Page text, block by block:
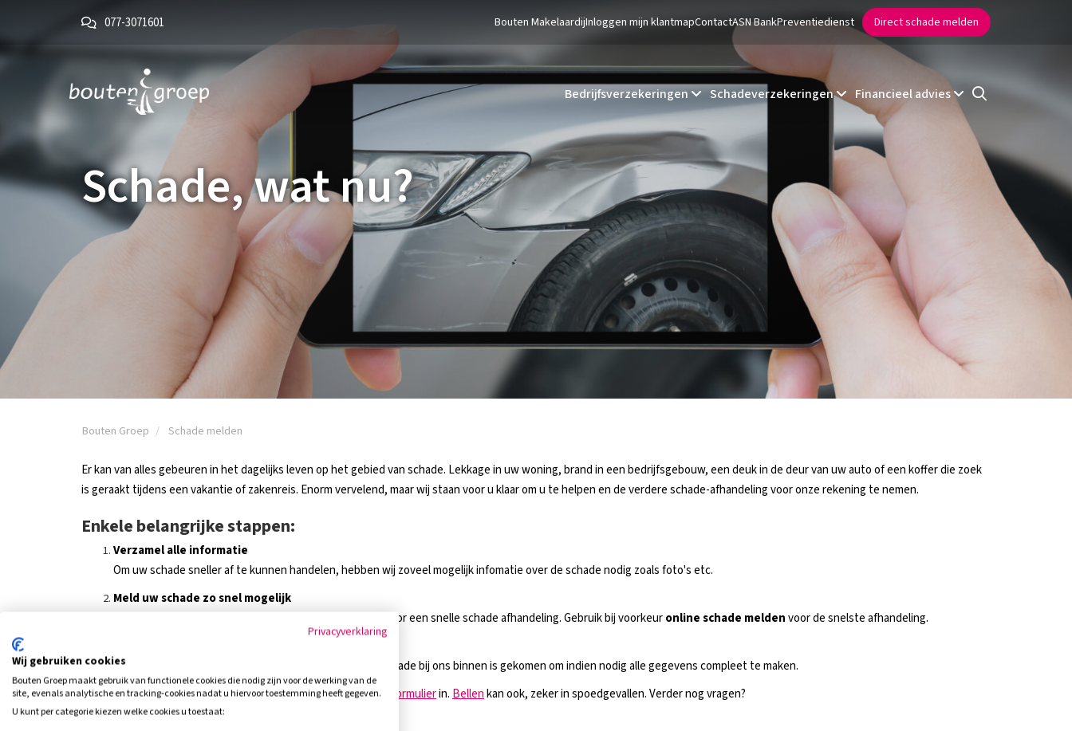
077-3071601 Bouten MakelaardijInloggen mijn klantmapContactASN BankPreventiedienst Direct schade melden
Bedrijfsverzekeringen Schadeverzekeringen Financieel advies
Schade, wat nu?
Bouten Groep Schade melden
Er kan van alles gebeuren in het dagelijks leven op het gebied van schade. Lekkage in uw woning, brand in een bedrijfsgebouw, een deuk in de deur van uw auto of een koffer die zoek
is geraakt tijdens een vakantie of zakenreis. Enorm vervelend, maar wij staan voor u klaar om u te helpen en de verdere schade-afhandeling voor onze rekening te nemen.
Enkele belangrijke stappen:
Verzamel alle informatie
Om uw schade sneller af te kunnen handelen, hebben wij zoveel mogelijk infomatie over de schade nodig zoals foto's etc.
Meld uw schade zo snel mogelijk
U kunt uw schade doorgeven via onderstaande opties voor een snelle schade afhandeling. Gebruik bij voorkeuronline schade meldenvoor de snelste afhandeling.
Wij nemen zo snel mogelijk contact met u op zodra de schade bij ons binnen is gekomen om indien nodig alle gegevens compleet te maken.
Natuurlijk kunt u ons ook altijd mailen. Vul hiervoor onscontactformulierin. Bellenkan ook, zeker in spoedgevallen. Verder nog vragen?
Kijk dan bij onzeveelgestelde vragen
Privacyverklaring
Wij gebruiken cookies
Bouten Groep maakt gebruik van functionele cookies die nodig zijn voor de werking van de
site, evenals analytische en tracking‑cookies nadat u hiervoor toestemming heeft gegeven.
U kunt per categorie kiezen welke cookies u toestaat: